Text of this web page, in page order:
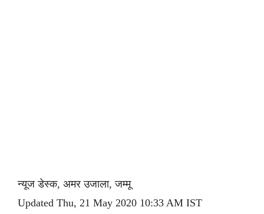
न्यूज डेस्क, अमर उजाला, जम्मू
Updated Thu, 21 May 2020 10:33 AM IST